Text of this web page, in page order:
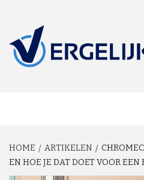
content
HOME ARTIKELEN
EN HOE JE DAT DOET VOOR EEN